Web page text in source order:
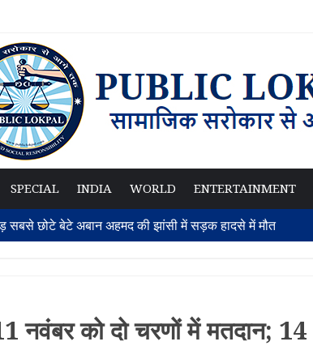
SPECIAL INDIA WORLD ENTERTAINMENT
सबसे छोटे बेटे अबान अहमद की झांसी में सड़क हादसे में मौत
गेब्रेमरियन बने एयर इंडिया के नए सीईओ
की विरासत मिटाने की कोशिश का लगाया आरोप
नवंबर को दो चरणों में मतदान; 14
Share by